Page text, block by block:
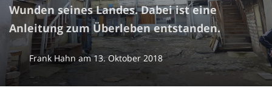
Wunden seines Landes. Dabei ist eine
Anleitung zum Überleben entstanden.
Frank Hahnam 13. Oktober 2018